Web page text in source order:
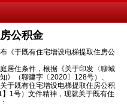
公积金
于既有住宅增设电梯提取住房公
住条件，根据《关于印发〈聊城
》（聊建字〔2020〕128号）、
于既有住宅增设电梯提取住房公积
1号）文件精神，现就关于既有住